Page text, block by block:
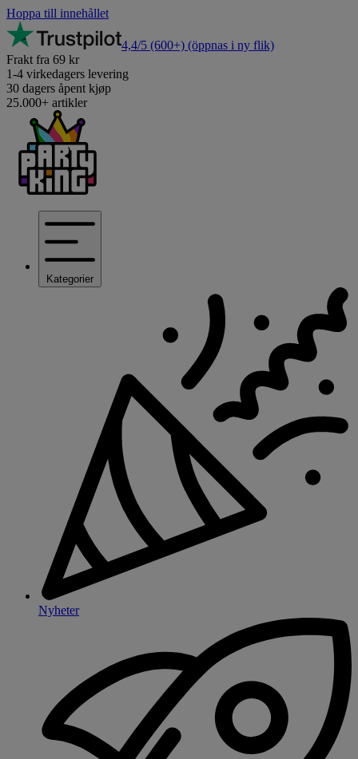
Hoppa till innehållet
4,4/5 (600+) (öppnas i ny flik)
Frakt fra 69 kr
1-4 virkedagers levering
30 dagers åpent kjøp
25.000+ artikler
Kategorier
Nyheter